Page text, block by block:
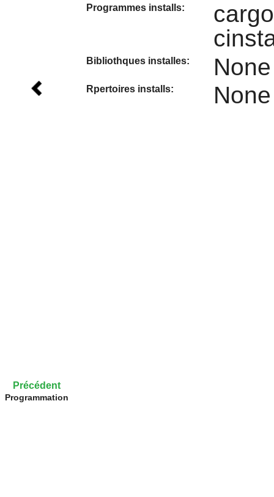
Programmes installs:
Bibliothques installes: None
Rpertoires installs: None
Précédent
Programmation